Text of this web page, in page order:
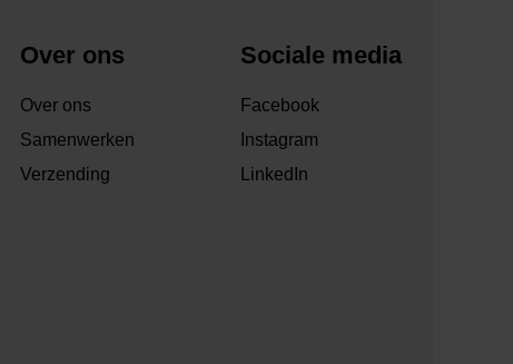
Over ons
Over ons
Samenwerken
Verzending
Sociale media
Facebook
Instagram
LinkedIn